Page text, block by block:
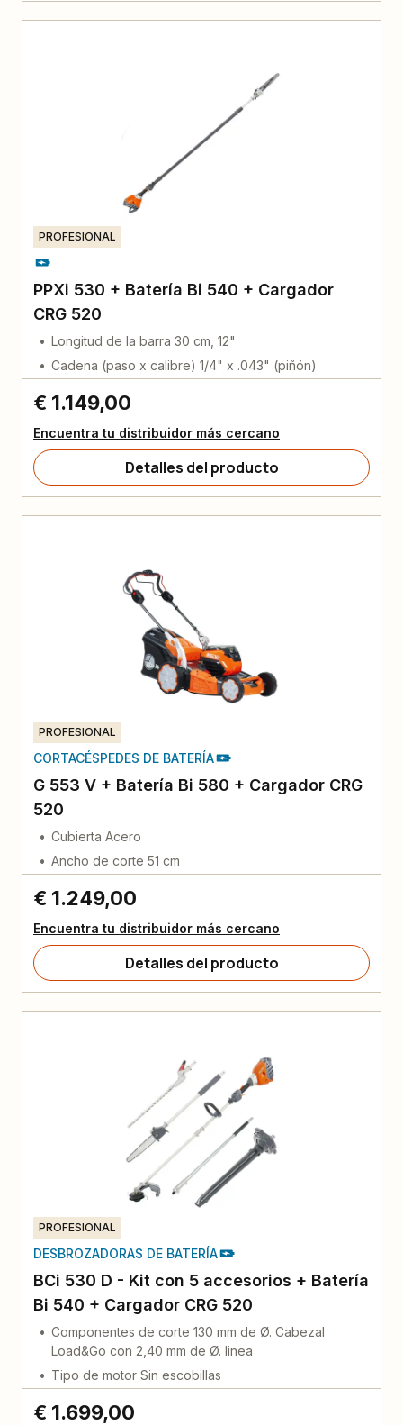
PROFESIONAL
PPXi 530 + Batería Bi 540 + Cargador
CRG 520
Longitud de la barra 30 cm, 12"
Cadena (paso x calibre) 1/4" x .043" (piñón)
€ 1.149,00
Encuentra tu distribuidor más cercano
Detalles del producto
PROFESIONAL
CORTACÉSPEDES DE BATERÍA
G 553 V + Batería Bi 580 + Cargador CRG
520
Cubierta Acero
Ancho de corte 51 cm
€ 1.249,00
Encuentra tu distribuidor más cercano
Detalles del producto
PROFESIONAL
DESBROZADORAS DE BATERÍA
BCi 530 D - Kit con 5 accesorios + Batería
Bi 540 + Cargador CRG 520
Componentes de corte 130 mm de Ø. Cabezal
Load&Go con 2,40 mm de Ø. linea
Tipo de motor Sin escobillas
€ 1.699,00